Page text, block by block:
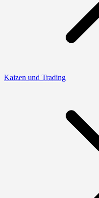
Kaizen und Trading